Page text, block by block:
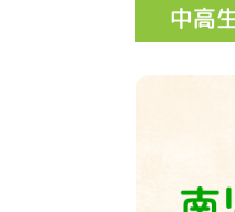
中高